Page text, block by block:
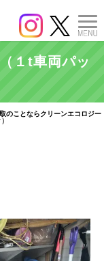
１t車両パッ
のことならクリーンエコロジー